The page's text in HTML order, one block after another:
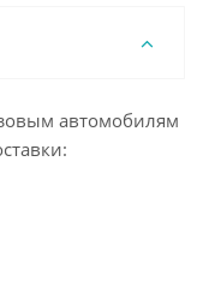
автомобилям